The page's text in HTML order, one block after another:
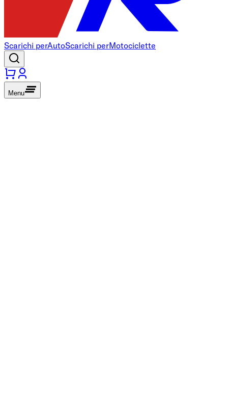
Scarichi perAutoScarichi perMotociclette
Menu